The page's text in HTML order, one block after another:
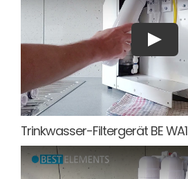
Trinkwasser-Filtergerät BE WA1